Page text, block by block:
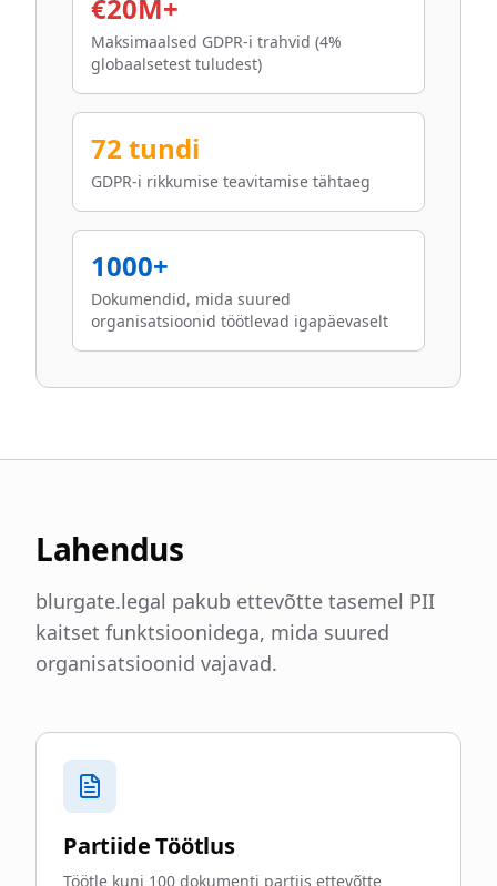
€20M+
Maksimaalsed GDPR-i trahvid (4%
globaalsetest tuludest)
72 tundi
GDPR-i rikkumise teavitamise tähtaeg
1000+
Dokumendid, mida suured
organisatsioonid töötlevad igapäevaselt
Lahendus
blurgate.legal pakub ettevõtte tasemel PII
kaitset funktsioonidega, mida suured
organisatsioonid vajavad.
Partiide Töötlus
Töötle kuni 100 dokumenti partiis ettevõtte